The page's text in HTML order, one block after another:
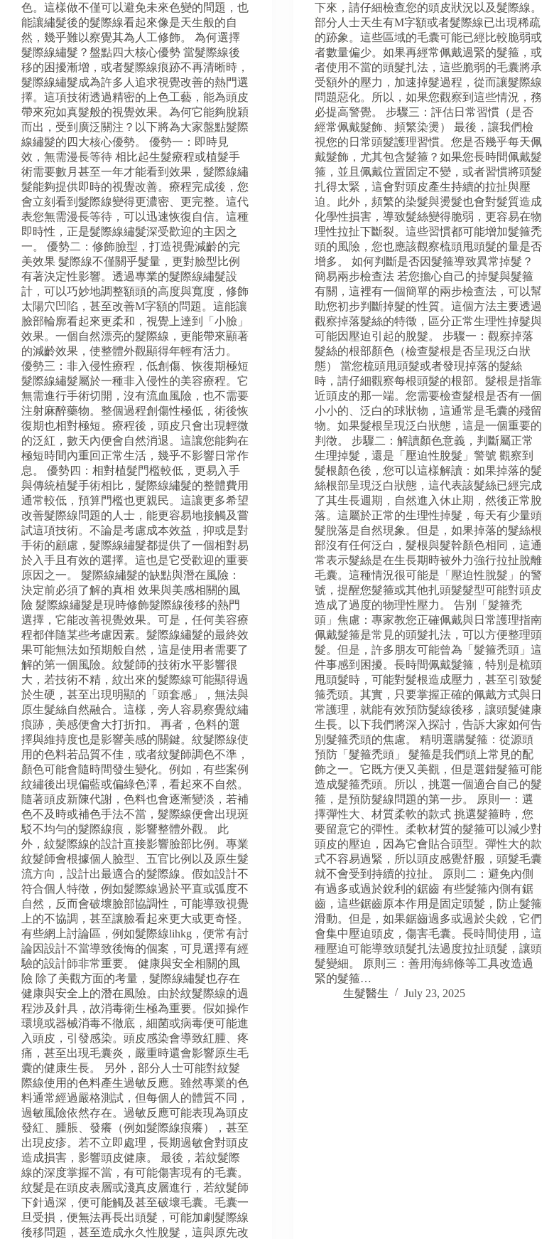
色。這樣做不僅可以避免未來色變的問題，也
能讓繡髮後的髮際線看起來像是天生般的自
然，幾乎難以察覺其為人工修飾。 為何選擇
髮際線繡髮？盤點四大核心優勢 當髮際線後
移的困擾漸增，或者髮際線痕跡不再清晰時，
髮際線繡髮成為許多人追求視覺改善的熱門選
擇。這項技術透過精密的上色工藝，能為頭皮
帶來宛如真髮般的視覺效果。為何它能夠脫穎
而出，受到廣泛關注？以下將為大家盤點髮際
線繡髮的四大核心優勢。 優勢一：即時見
效，無需漫長等待 相比起生髮療程或植髮手
術需要數月甚至一年才能看到效果，髮際線繡
髮能夠提供即時的視覺改善。療程完成後，您
會立刻看到髮際線變得更濃密、更完整。這代
表您無需漫長等待，可以迅速恢復自信。這種
即時性，正是髮際線繡髮深受歡迎的主因之
一。 優勢二：修飾臉型，打造視覺減齡的完
美效果 髮際線不僅關乎髮量，更對臉型比例
有著決定性影響。透過專業的髮際線繡髮設
計，可以巧妙地調整額頭的高度與寬度，修飾
太陽穴凹陷，甚至改善M字額的問題。這能讓
臉部輪廓看起來更柔和，視覺上達到「小臉」
效果。一個自然漂亮的髮際線，更能帶來顯著
的減齡效果，使整體外觀顯得年輕有活力。
優勢三：非入侵性療程，低創傷、恢復期極短
髮際線繡髮屬於一種非入侵性的美容療程。它
無需進行手術切開，沒有流血風險，也不需要
注射麻醉藥物。整個過程創傷性極低，術後恢
復期也相對極短。療程後，頭皮只會出現輕微
的泛紅，數天內便會自然消退。這讓您能夠在
極短時間內重回正常生活，幾乎不影響日常作
息。 優勢四：相對植髮門檻較低，更易入手
與傳統植髮手術相比，髮際線繡髮的整體費用
通常較低，預算門檻也更親民。這讓更多希望
改善髮際線問題的人士，能更容易地接觸及嘗
試這項技術。不論是考慮成本效益，抑或是對
手術的顧慮，髮際線繡髮都提供了一個相對易
於入手且有效的選擇。這也是它受歡迎的重要
原因之一。 髮際線繡髮的缺點與潛在風險：
決定前必須了解的真相 效果與美感相關的風
險 髮際線繡髮是現時修飾髮際線後移的熱門
選擇，它能改善視覺效果。可是，任何美容療
程都伴隨某些考慮因素。髮際線繡髮的最終效
果可能無法如預期般自然，這是使用者需要了
解的第一個風險。紋髮師的技術水平影響很
大，若技術不精，紋出來的髮際線可能顯得過
於生硬，甚至出現明顯的「頭套感」，無法與
原生髮絲自然融合。這樣，旁人容易察覺紋繡
痕跡，美感便會大打折扣。 再者，色料的選
擇與維持度也是影響美感的關鍵。紋髮際線使
用的色料若品質不佳，或者紋髮師調色不準，
顏色可能會隨時間發生變化。例如，有些案例
紋繡後出現偏藍或偏綠色澤，看起來不自然。
隨著頭皮新陳代謝，色料也會逐漸變淡，若補
色不及時或補色手法不當，髮際線便會出現斑
駁不均勻的髮際線痕，影響整體外觀。 此
外，紋髮際線的設計直接影響臉部比例。專業
紋髮師會根據個人臉型、五官比例以及原生髮
流方向，設計出最適合的髮際線。假如設計不
符合個人特徵，例如髮際線過於平直或弧度不
自然，反而會破壞臉部協調性，可能導致視覺
上的不協調，甚至讓臉看起來更大或更奇怪。
有些網上討論區，例如髮際線lihkg，便常有討
論因設計不當導致後悔的個案，可見選擇有經
驗的設計師非常重要。 健康與安全相關的風
險 除了美觀方面的考量，髮際線繡髮也存在
健康與安全上的潛在風險。由於紋髮際線的過
程涉及針具，故消毒衛生極為重要。假如操作
環境或器械消毒不徹底，細菌或病毒便可能進
入頭皮，引發感染。頭皮感染會導致紅腫、疼
痛，甚至出現毛囊炎，嚴重時還會影響原生毛
囊的健康生長。 另外，部分人士可能對紋髮
際線使用的色料產生過敏反應。雖然專業的色
料通常經過嚴格測試，但每個人的體質不同，
過敏風險依然存在。過敏反應可能表現為頭皮
發紅、腫脹、發癢（例如髮際線痕癢），甚至
出現皮疹。若不立即處理，長期過敏會對頭皮
造成損害，影響頭皮健康。 最後，若紋髮際
線的深度掌握不當，有可能傷害現有的毛囊。
紋髮是在頭皮表層或淺真皮層進行，若紋髮師
下針過深，便可能觸及甚至破壞毛囊。毛囊一
旦受損，便無法再長出頭髮，可能加劇髮際線
後移問題，甚至造成永久性脫髮，這與原先改
下來，請仔細檢查您的頭皮狀況以及髮際線。
部分人士天生有M字額或者髮際線已出現稀疏
的跡象。這些區域的毛囊可能已經比較脆弱或
者數量偏少。如果再經常佩戴過緊的髮箍，或
者使用不當的頭髮扎法，這些脆弱的毛囊將承
受額外的壓力，加速掉髮過程，從而讓髮際線
問題惡化。所以，如果您觀察到這些情況，務
必提高警覺。 步驟三：評估日常習慣（是否
經常佩戴髮飾、頻繁染燙） 最後，讓我們檢
視您的日常頭髮護理習慣。您是否幾乎每天佩
戴髮飾，尤其包含髮箍？如果您長時間佩戴髮
箍，並且佩戴位置固定不變，或者習慣將頭髮
扎得太緊，這會對頭皮產生持續的拉扯與壓
迫。此外，頻繁的染髮與燙髮也會對髮質造成
化學性損害，導致髮絲變得脆弱，更容易在物
理性拉扯下斷裂。這些習慣都可能增加髮箍禿
頭的風險，您也應該觀察梳頭甩頭髮的量是否
增多。 如何判斷是否因髮箍導致異常掉髮？
簡易兩步檢查法 若您擔心自己的掉髮與髮箍
有關，這裡有一個簡單的兩步檢查法，可以幫
助您初步判斷掉髮的性質。這個方法主要透過
觀察掉落髮絲的特徵，區分正常生理性掉髮與
可能因壓迫引起的脫髮。 步驟一：觀察掉落
髮絲的根部顏色（檢查髮根是否呈現泛白狀
態） 當您梳頭甩頭髮或者發現掉落的髮絲
時，請仔細觀察每根頭髮的根部。髮根是指靠
近頭皮的那一端。您需要檢查髮根是否有一個
小小的、泛白的球狀物，這通常是毛囊的殘留
物。如果髮根呈現泛白狀態，這是一個重要的
判徵。 步驟二：解讀顏色意義，判斷屬正常
生理掉髮，還是「壓迫性脫髮」警號 觀察到
髮根顏色後，您可以這樣解讀：如果掉落的髮
絲根部呈現泛白狀態，這代表該髮絲已經完成
了其生長週期，自然進入休止期，然後正常脫
落。這屬於正常的生理性掉髮，每天有少量頭
髮脫落是自然現象。但是，如果掉落的髮絲根
部沒有任何泛白，髮根與髮幹顏色相同，這通
常表示髮絲是在生長期時被外力強行拉扯脫離
毛囊。這種情況很可能是「壓迫性脫髮」的警
號，提醒您髮箍或其他扎頭髮髮型可能對頭皮
造成了過度的物理性壓力。 告別「髮箍禿
頭」焦慮：專家教您正確佩戴與日常護理指南
佩戴髮箍是常見的頭髮扎法，可以方便整理頭
髮。但是，許多朋友可能曾為「髮箍禿頭」這
件事感到困擾。長時間佩戴髮箍，特別是梳頭
甩頭髮時，可能對髮根造成壓力，甚至引致髮
箍禿頭。其實，只要掌握正確的佩戴方式與日
常護理，就能有效預防髮線後移，讓頭髮健康
生長。以下我們將深入探討，告訴大家如何告
別髮箍禿頭的焦慮。 精明選購髮箍：從源頭
預防「髮箍禿頭」 髮箍是我們頭上常見的配
飾之一。它既方便又美觀，但是選錯髮箍可能
造成髮箍禿頭。所以，挑選一個適合自己的髮
箍，是預防髮線問題的第一步。 原則一：選
擇彈性大、材質柔軟的款式 挑選髮箍時，您
要留意它的彈性。柔軟材質的髮箍可以減少對
頭皮的壓迫，因為它會貼合頭型。彈性大的款
式不容易過緊，所以頭皮感覺舒服，頭髮毛囊
就不會受到持續的拉扯。 原則二：避免內側
有過多或過於銳利的鋸齒 有些髮箍內側有鋸
齒，這些鋸齒原本作用是固定頭髮，防止髮箍
滑動。但是，如果鋸齒過多或過於尖銳，它們
會集中壓迫頭皮，傷害毛囊。長時間使用，這
種壓迫可能導致頭髮扎法過度拉扯頭髮，讓頭
髮變細。 原則三：善用海綿條等工具改造過
緊的髮箍…
生髮醫生
July 23, 2025